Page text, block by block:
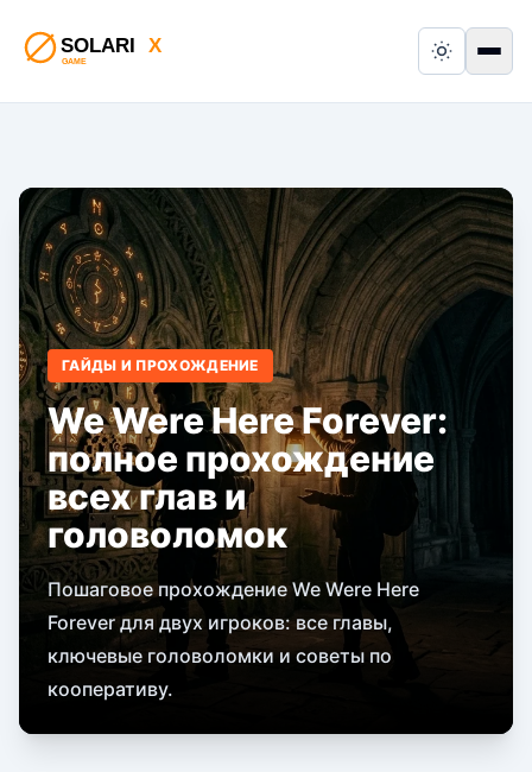
Switch to
ГАЙДЫ И ПРОХОЖДЕНИЕ
We Were Here Forever:
полное прохождение
всех глав и
головоломок
Пошаговое прохождение We Were Here
Forever для двух игроков: все главы,
ключевые головоломки и советы по
кооперативу.